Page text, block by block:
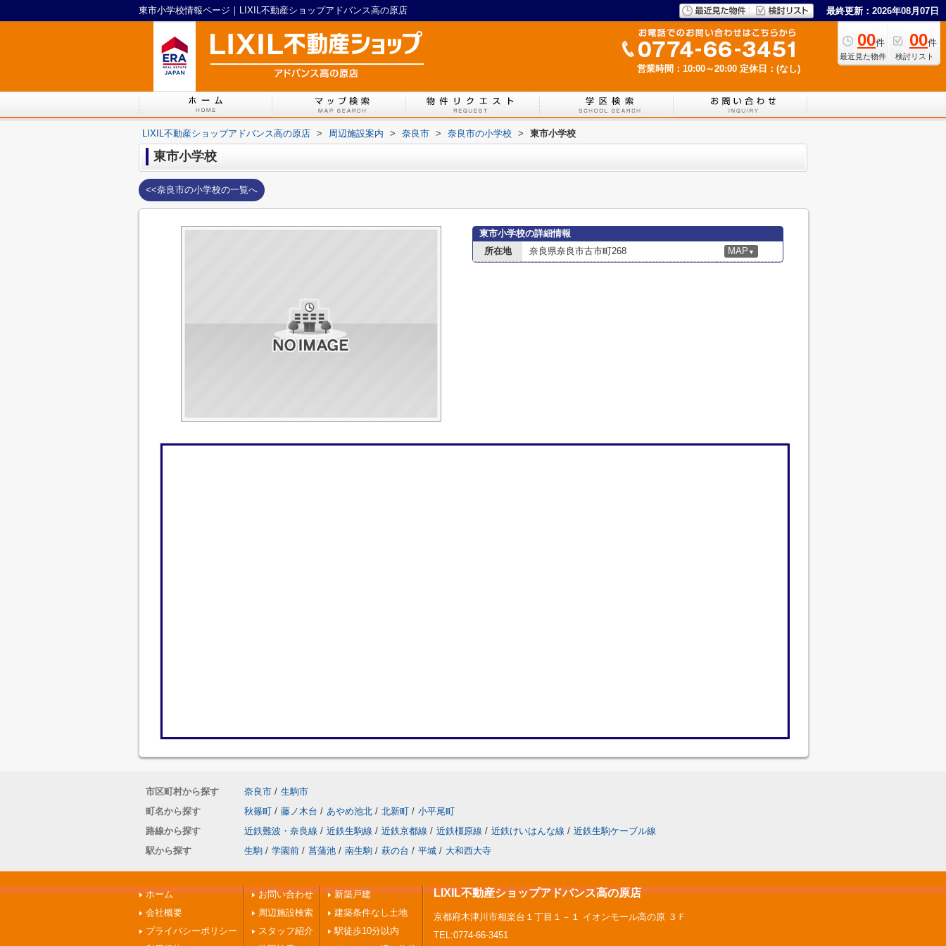
東市小学校情報ページ｜LIXIL不動産ショップアドバンス高の原店 最終更新：2026年08月07日
00件
最近見た物件
00件
検討リスト
営業時間：10:00～20:00 定休日：(なし)
LIXIL不動産ショップアドバンス高の原店 > 周辺施設案内 > 奈良市 > 奈良市の小学校 > 東市小学校
東市小学校
<<奈良市の小学校の一覧へ
東市小学校の詳細情報
所在地
奈良県奈良市古市町268 MAP ▼
市区町村から探す 奈良市 / 生駒市
町名から探す
秋篠町 / 藤ノ木台 / あやめ池北 / 北新町 / 小平尾町
路線から探す
近鉄難波・奈良線 / 近鉄生駒線 / 近鉄京都線 / 近鉄橿原線 / 近鉄けいはんな線 / 近鉄生駒ケーブル線
駅から探す
生駒 / 学園前 / 菖蒲池 / 南生駒 / 萩の台 / 平城 / 大和西大寺
ホーム
会社概要
プライバシーポリシー
お問い合わせ
周辺施設検索
スタッフ紹介
新築戸建
建築条件なし土地
駅徒歩10分以内
LIXIL不動産ショップアドバンス高の原店
京都府木津川市相楽台１丁目１－１ イオンモール高の原 ３Ｆ
TEL:0774-66-3451